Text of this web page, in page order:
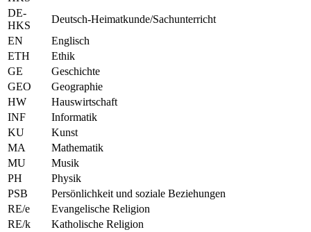
DE-
HKS
Deutsch-Heimatkunde/Sachunterricht
EN
Englisch
ETH
Ethik
GE
Geschichte
GEO
Geographie
HW
Hauswirtschaft
INF
Informatik
KU
Kunst
MA
Mathematik
MU
Musik
PH
Physik
PSB
Persönlichkeit und soziale Beziehungen
RE/e
Evangelische Religion
RE/k
Katholische Religion